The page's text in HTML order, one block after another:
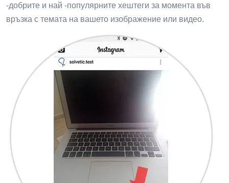
-добрите и най -популярните хештеги за момента във
връзка с темата на вашето изображение или видео.